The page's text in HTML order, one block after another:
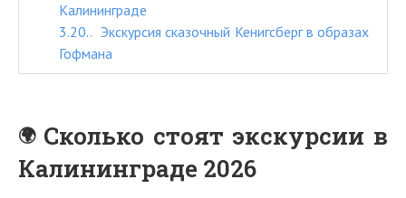
Калининграде
3.20.
Экскурсия сказочный Кенигсберг в образах
Гофмана
Сколько стоят экскурсии в
Калининграде 2026